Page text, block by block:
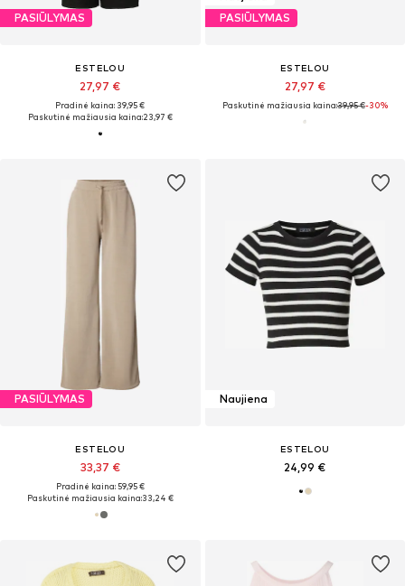
PASIŪLYMAS
ESTELOU
27,97 €
Pradinė kaina: 39,95 €
Paskutinė mažiausia kaina:23,97 €
PASIŪLYMAS
ESTELOU
27,97 €
Paskutinė mažiausia kaina:39,95 €-30%
PASIŪLYMAS
ESTELOU
33,37 €
Pradinė kaina: 59,95 €
Paskutinė mažiausia kaina:33,24 €
Naujiena
ESTELOU
24,99 €